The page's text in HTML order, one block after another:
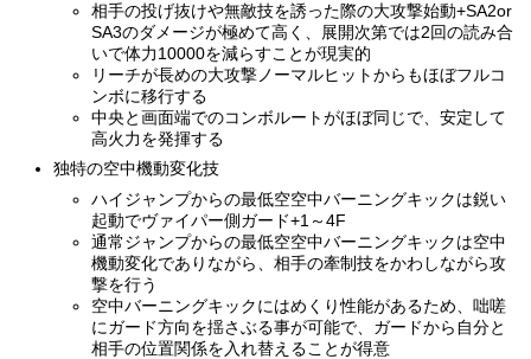
相手の投げ抜けや無敵技を誘った際の大攻撃始動+SA2or
SA3のダメージが極めて高く、展開次第では2回の読み合
いで体力10000を減らすことが現実的
リーチが長めの大攻撃ノーマルヒットからもほぼフルコ
ンボに移行する
中央と画面端でのコンボルートがほぼ同じで、安定して
高火力を発揮する
独特の空中機動変化技
ハイジャンプからの最低空空中バーニングキックは鋭い
起動でヴァイパー側ガード+1～4F
通常ジャンプからの最低空空中バーニングキックは空中
機動変化でありながら、相手の牽制技をかわしながら攻
撃を行う
空中バーニングキックにはめくり性能があるため、咄嗟
にガード方向を揺さぶる事が可能で、ガードから自分と
相手の位置関係を入れ替えることが得意